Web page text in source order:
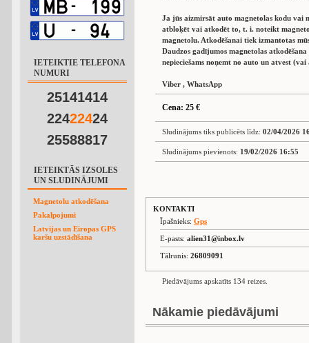
IETEIKTIE TELEFONA
NUMURI
25141414
22422424
25588817
IETEIKTĀS IZSOLES
UN SLUDINĀJUMI
Magnetolu atkodēšana
Pakalpojumi
Latvijas un Eiropas GPS
karšu uzstādīšana
Ja jūs aizmirsāt auto magnetolas kodu vai
atbloķēt vai atkodēt to, t. i. noteikt
magnetolu. Atkodēšanai tiek izmantotas
Daudzos gadījumos magnetolas
nepieciešams noņemt no auto un atvest
Viber , WhatsApp
Cena: 25 €
Sludinājums tiks publicēts līdz: 02/04/2026
Sludinājums pievienots: 19/02/2026 16:55
KONTAKTI
Īpašnieks: Gps
E-pasts: alien31@inbox.lv
Tālrunis: 26809091
Piedāvājums apskatīts 134 reizes.
Nākamie piedāvājumi